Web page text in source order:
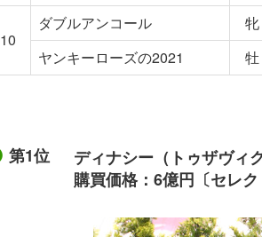
10
ダブルアンコール
牝
ヤンキーローズの2021
牡
第1位
ディナシー（トゥザヴィ
購買価格：6億円〔セレ